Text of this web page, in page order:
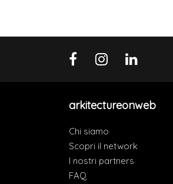
arkitectureonweb
Chi siamo
Scopri il network
I nostri partners
FAQ